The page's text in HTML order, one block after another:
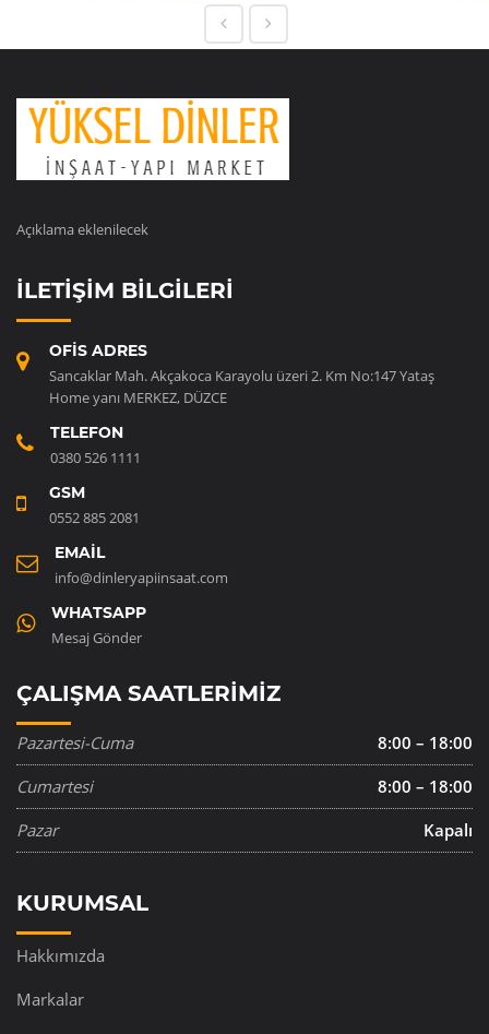
Açıklama eklenilecek
İLETIŞIM BILGILERI
OFIS ADRES
Sancaklar Mah. Akçakoca Karayolu üzeri 2. Km No:147 Yataş
Home yanı MERKEZ, DÜZCE
TELEFON
0380 526 1111
GSM
0552 885 2081
EMAIL
info@dinleryapiinsaat.com
WHATSAPP
Mesaj Gönder
ÇALIŞMA SAATLERIMIZ
Pazartesi-Cuma
8:00 – 18:00
Cumartesi
8:00 – 18:00
Pazar
Kapalı
KURUMSAL
Hakkımızda
Markalar